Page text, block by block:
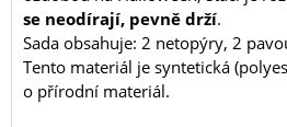
se neodírají, pevně drží.
Sada obsahuje: 2 netopýry, 2
Tento materiál je syntetická
o přírodní materiál.